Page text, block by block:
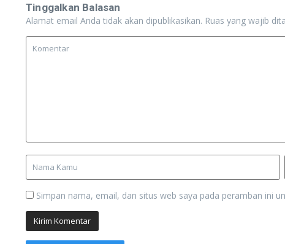
Tinggalkan Balasan
Alamat email Anda tidak akan dipublikasikan. Ruas yang wajib
Simpan nama, email, dan situs web saya pada peramban ini